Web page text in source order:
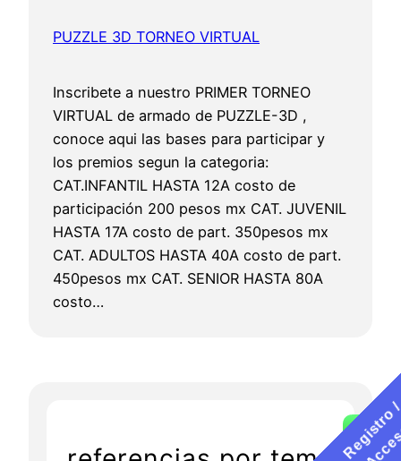
PUZZLE 3D TORNEO VIRTUAL
Inscribete a nuestro PRIMER TORNEO
VIRTUAL de armado de PUZZLE-3D ,
conoce aqui las bases para participar y
los premios segun la categoria:
CAT.INFANTIL HASTA 12A costo de
participación 200 pesos mx CAT. JUVENIL
HASTA 17A costo de part. 350pesos mx
CAT. ADULTOS HASTA 40A costo de part.
450pesos mx CAT. SENIOR HASTA 80A
costo…